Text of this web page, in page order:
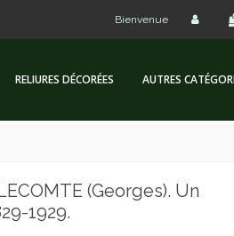
Bienvenue
RELIURES DÉCORÉES AUTRES
(Georges). Un
1929.